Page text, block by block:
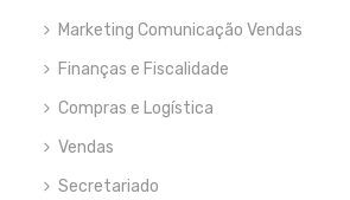
Marketing Comunicação Vendas
Finanças e Fiscalidade
Compras e Logística
Vendas
Secretariado